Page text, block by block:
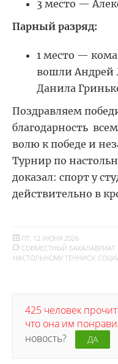
3 место —
Парный разряд:
1 место —
вошли Андрей
Данила
Поздравляем
благодарность
волю к победе и
Турнир по
доказал: спорт у
действительно в
ПТ, 12 ИЮНЯ 2026
СОВМЕСТНЫЙ
НАСТОЛЬНОМУ ТЕННИСУ
425 человек
что она им
новость?
ДА